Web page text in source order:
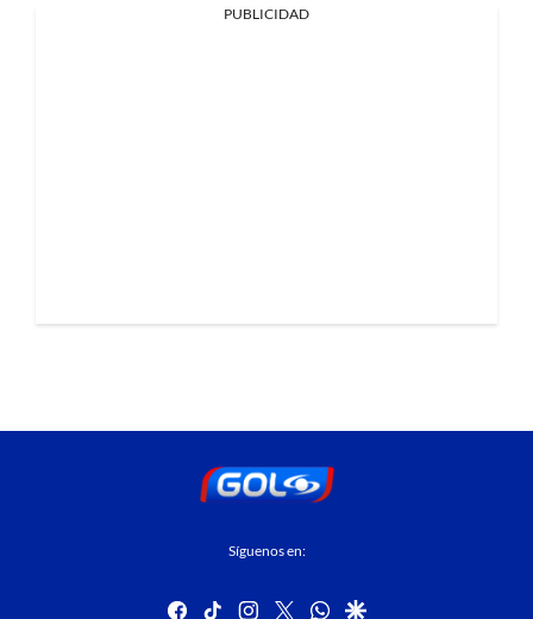
PUBLICIDAD
Síguenos en:
facebook
tiktok instagram
twitterwhatsapp
google